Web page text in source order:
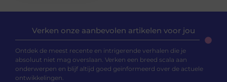
Verken onze aanbevolen artikelen voor jou
Ontdek de meest recente en intrigerende verhalen die je
absoluut niet mag overslaan. Verken een breed scala aan
onderwerpen en blijf altijd goed geïnformeerd over de actuele
ontwikkelingen.